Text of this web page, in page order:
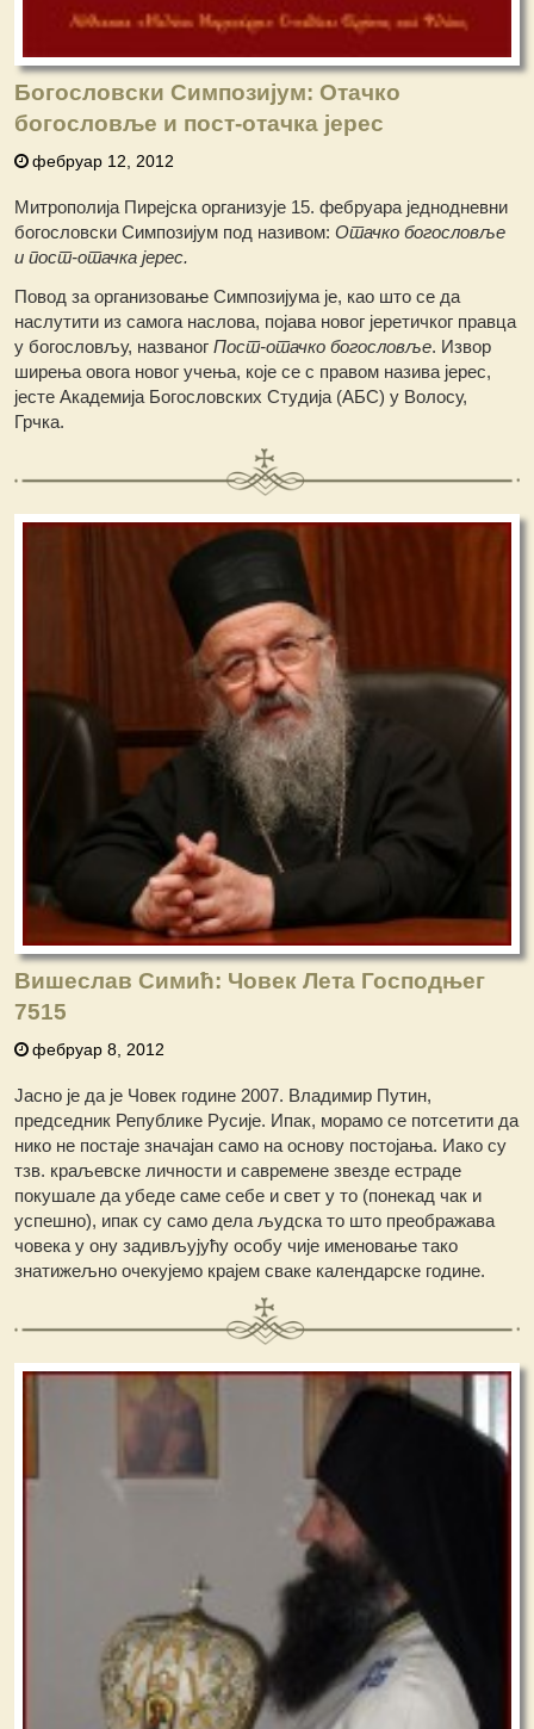
Богословски Симпозијум: Отачко
богословље и пост-отачка јерес
фебруар 12, 2012
Митрополија Пирејска организује 15. фебруара једнодневни
богословски Симпозијум под називом:Отачко богословље
и пост-отачка јерес.
Повод за организовање Симпозијума је, као што се да
наслутити из самога наслова, појава новог јеретичког правца
у богословљу, названогПост-отачко богословље. Извор
ширења овога новог учења, које се с правом назива јерес,
јесте Академија Богословских Студија (АБС) у Волосу,
Грчка.
Вишеслав Симић: Човек Лета Господњег
7515
фебруар 8, 2012
Јасно је да је Човек године 2007. Владимир Путин,
председник Републике Русије. Ипак, морамо се потсетити да
нико не постаје значајан само на основу постојања. Иако су
тзв. краљевске личности и савремене звезде естраде
покушале да убеде саме себе и свет у то (понекад чак и
успешно), ипак су само дела људска то што преображава
човека у ону задивљујућу особу чије именовање тако
знатижељно очекујемо крајем сваке календарске године.